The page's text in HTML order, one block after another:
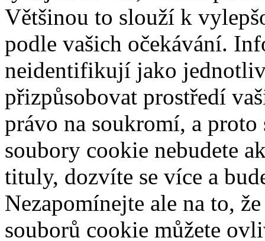
Většinou to slouží k
podle vašich očekávání.
neidentifikují jako
přizpůsobovat prostředí
právo na soukromí, a proto
soubory cookie nebudete
tituly, dozvíte se více a
Nezapomínejte ale na to,
souborů cookie můžete